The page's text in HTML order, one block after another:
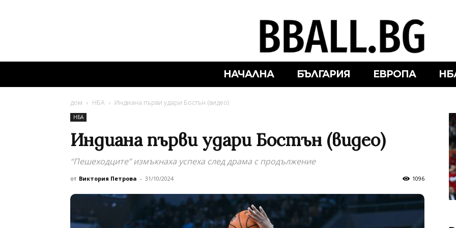
НАЧАЛНА БЪЛГАРИЯ ЕВРОПА
дом НБА Индиана първи удари Бостън (видео)
НБА
Индиана първи удари Бостън (видео)
“Пешеходците” измъкнаха успеха след драма с продължение
от Виктория Петрова - 31/10/2024 1096